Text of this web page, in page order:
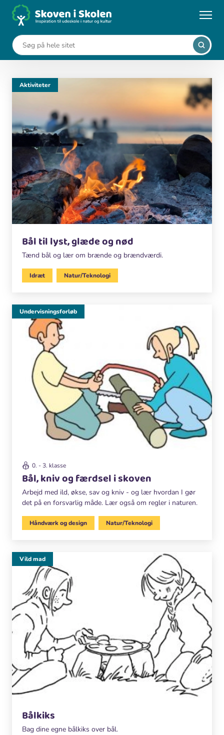
Forside Natur/Teknologi
Natur/Teknologi
Bål til lyst, glæde og nød
Tænd bål og lær om brænde og brændværdi.
Aktiviteter
Idræt Natur/Teknologi
0. - 3. klasse
Bål, kniv og færdsel i skoven
Arbejd med ild, økse, sav og kniv - og lær hvordan I gør
det på en forsvarlig måde. Lær også om regler i naturen.
Undervisningsforløb
Håndværk og design Natur/Teknologi
Bålkiks
Bag dine egne bålkiks over bål.
Vild mad